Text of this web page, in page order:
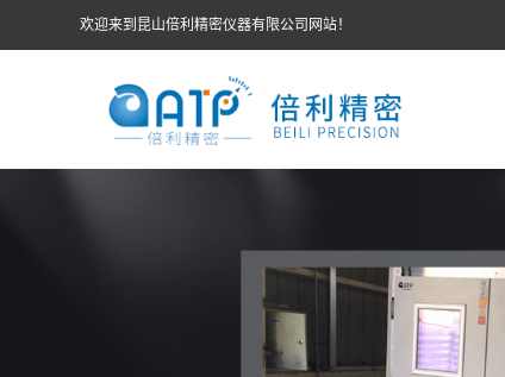
欢迎来到昆山倍利精密仪器有限公司网站！